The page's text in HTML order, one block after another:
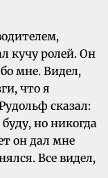
кучу ролей. Он
мне. Видел,
что я
сказал:
но никогда
он дал мне
Все видел,